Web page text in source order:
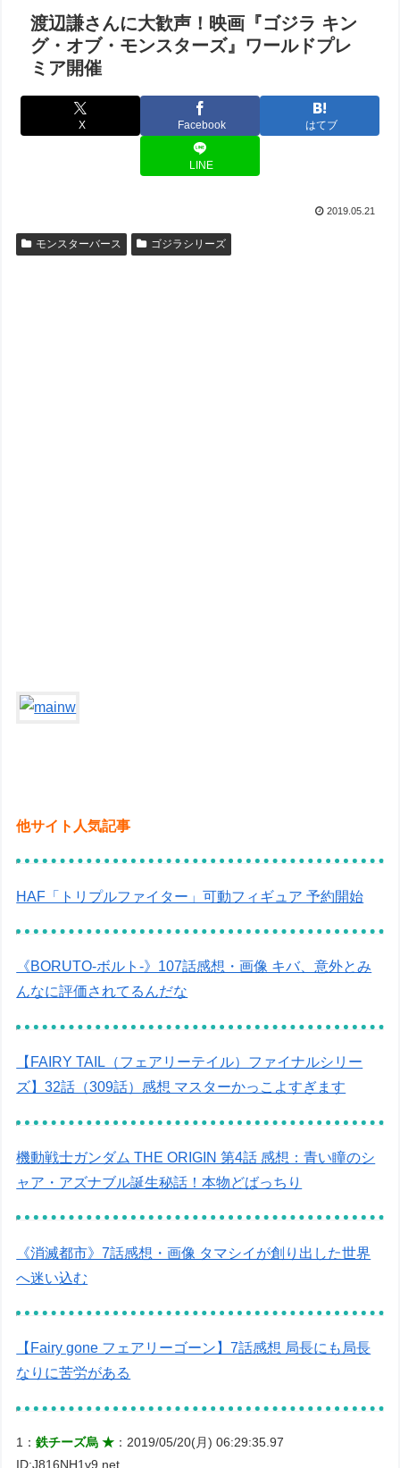
渡辺謙さんに大歓声！映画『ゴジラ キン
グ・オブ・モンスターズ』ワールドプレ
ミア開催
X Facebook はてブ
LINE
2019.05.21
モンスターバース ゴジラシリーズ
他サイト人気記事
HAF「トリプルファイター」可動フィギュア 予約開始
《BORUTO-ボルト-》107話感想・画像 キバ、意外とみ
んなに評価されてるんだな
【FAIRY TAIL（フェアリーテイル）ファイナルシリー
ズ】32話（309話）感想 マスターかっこよすぎます
機動戦士ガンダム THE ORIGIN 第4話 感想：青い瞳のシ
ャア・アズナブル誕生秘話！本物どばっちり
《消滅都市》7話感想・画像 タマシイが創り出した世界
へ迷い込む
【Fairy gone フェアリーゴーン】7話感想 局長にも局長
なりに苦労がある
1：鉄チーズ烏 ★ ：2019/05/20(月) 06:29:35.97
ID:J816NH1v9.net